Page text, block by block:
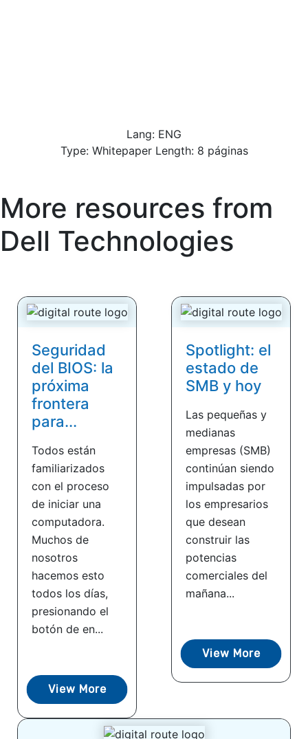
Lang: ENG
Type: Whitepaper Length: 8 páginas
More resources from
Dell Technologies
Seguridad
del BIOS: la
próxima
frontera
para...
Todos están
familiarizados
con el proceso
de iniciar una
computadora.
Muchos de
nosotros
hacemos esto
todos los días,
presionando el
botón de en...
View More
Spotlight: el
estado de
SMB y hoy
Las pequeñas y
medianas
empresas (SMB)
continúan siendo
impulsadas por
los empresarios
que desean
construir las
potencias
comerciales del
mañana...
View More